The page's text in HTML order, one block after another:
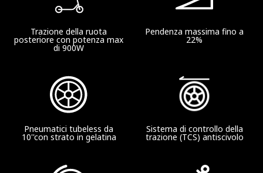
Trazione della ruota
posteriore con potenza max
di 900W
Pendenza massima fino a
22%
Pneumatici tubeless da
10''con strato in gelatina
Sistema di controllo della
trazione (TCS) antiscivolo
Autonomia alla massima velocità
Caratteristiche prodotto
Fino a 25 km/h